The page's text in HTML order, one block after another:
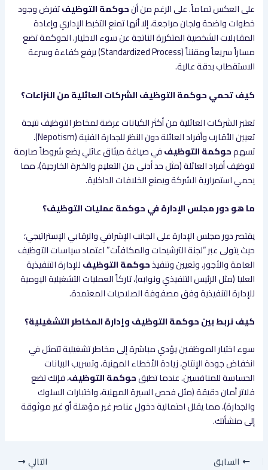
على العكس تماماً. على الرغم من أنحوكمة التوظيفتفرض وجود
خطوات واضحة ولجان مراجعة، إلا أنها تمنع التخبط الإداري وإعادة
المقابلات الشخصية المتكررة الناتجة عن سوء الاختيار. الحوكمة تضع
مساراً سريعاً ومقنناً (Standardized Process) يرفع كفاءة وسرعة
الاستقطاب بدقة عالية.
كيف تحمي حوكمة التوظيف الشركات العائلية من النزاعات؟
تعتبر الشركات العائلية من أكثر الكيانات عرضة لمخاطر التوظيف نتيجة
تعيين الأقارب وأفراد العائلة دون النظر للجدارة الفنية (Nepotism).
تسهمحوكمة التوظيففي صياغة ميثاق عائلي يضع شروطاً صارمة
لتوظيف أفراد العائلة (مثل حد أدنى من التعليم والخبرة الخارجية)، مما
يحمي استمرارية الشركة ويمنع الخلافات الداخلية.
ما هو دور مجلس الإدارة في حوكمة عمليات التوظيف؟
يقتصر دور مجلس الإدارة على الجانب الإشرافي والرقابي الإستراتيجي؛
حيث يتولى عبر “لجنة الترشيحات والمكافآت” اعتماد سياسات التوظيف
العامة والأجور، وتعيين وتنفيذحوكمة التوظيفللإدارة التنفيذية
العليا (مثل الرئيس التنفيذي ونوابه)، تاركاً العمليات التشغيلية اليومية
للإدارة التنفيذية وفق مصفوفة الصلاحيات المعتمدة.
كيف نربط بين حوكمة التوظيف وإدارة المخاطر التشغيلية؟
سوء اختيار الموظفين يؤدي مباشرة إلى مخاطر تشغيلية تتمثل في
انخفاض جودة الإنتاج، زيادة الأخطاء المهنية، وتسريب البيانات
الحساسة للمنافسين. عندما تطبقحوكمة التوظيف، فإنك تضع
فلاتر أمان دقيقة (مثل فحص السيرة المهنية، واختبارات السلوك
والجدارة)، مما يقلل احتمالية دخول عناصر غير مؤهلة أو غير موثوقة
إلى منشأتك.
السابق التالي